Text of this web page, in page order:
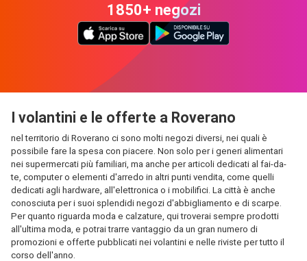
1850+ negozi
I volantini e le offerte a Roverano
nel territorio di Roverano ci sono molti negozi diversi, nei quali è
possibile fare la spesa con piacere. Non solo per i generi alimentari
nei supermercati più familiari, ma anche per articoli dedicati al fai-da-
te, computer o elementi d'arredo in altri punti vendita, come quelli
dedicati agli hardware, all'elettronica o i mobilifici. La città è anche
conosciuta per i suoi splendidi negozi d'abbigliamento e di scarpe.
Per quanto riguarda moda e calzature, qui troverai sempre prodotti
all'ultima moda, e potrai trarre vantaggio da un gran numero di
promozioni e offerte pubblicati nei volantini e nelle riviste per tutto il
corso dell'anno.